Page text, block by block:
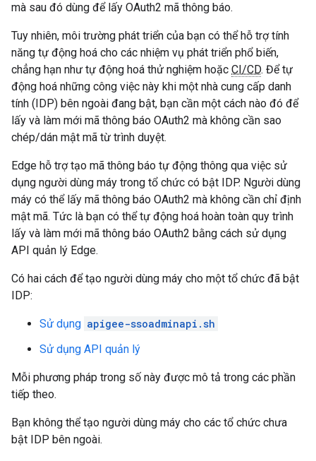
mà sau đó dùng để lấy OAuth2 mã thông báo.
Tuy nhiên, môi trường phát triển của bạn có thể hỗ trợ tính
năng tự động hoá cho các nhiệm vụ phát triển phổ biến,
chẳng hạn như tự động hoá thử nghiệm hoặc CI/CD. Để tự
động hoá những công việc này khi một nhà cung cấp danh
tính (IDP) bên ngoài đang bật, bạn cần một cách nào đó để
lấy và làm mới mã thông báo OAuth2 mà không cần sao
chép/dán mật mã từ trình duyệt.
Edge hỗ trợ tạo mã thông báo tự động thông qua việc sử
dụng người dùng máy trong tổ chức có bật IDP. Người dùng
máy có thể lấy mã thông báo OAuth2 mà không cần chỉ định
mật mã. Tức là bạn có thể tự động hoá hoàn toàn quy trình
lấy và làm mới mã thông báo OAuth2 bằng cách sử dụng
API quản lý Edge.
Có hai cách để tạo người dùng máy cho một tổ chức đã bật
IDP:
Sử dụng apigee-ssoadminapi.sh
Sử dụng API quản lý
Mỗi phương pháp trong số này được mô tả trong các phần
tiếp theo.
Bạn không thể tạo người dùng máy cho các tổ chức chưa
bật IDP bên ngoài.